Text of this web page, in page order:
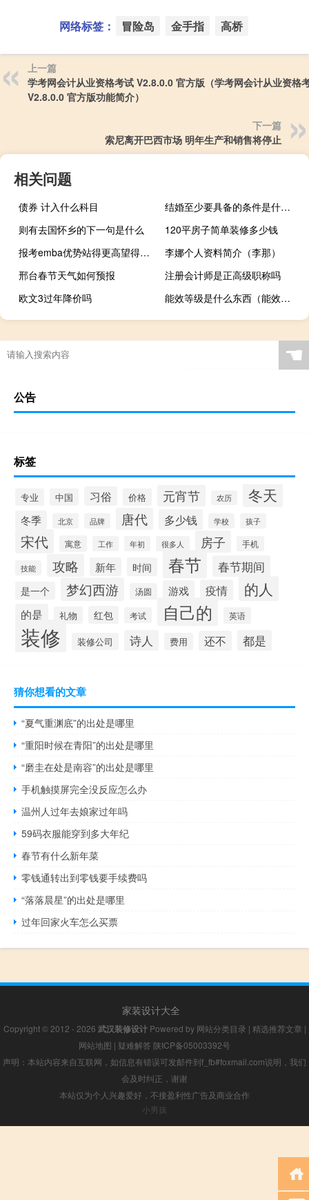
网络标签： 冒险岛 金手指 高桥
上一篇
学考网会计从业资格考试 V2.8.0.0 官方版（学考网会计从业资格
V2.8.0.0 官方版功能简介）
下一篇
索尼离开巴西市场 明年生产和销售将停止
相关问题
债券 计入什么科目
结婚至少要具备的条件是什么呢
则有去国怀乡的下一句是什么
120平房子简单装修多少钱
报考emba优势站得更高望得更远
李娜个人资料简介（李那）
邢台春节天气如何预报
注册会计师是正高级职称吗
欧文3过年降价吗
能效等级是什么东西（能效等级是什么意思）
☚
公告
标签
专业 中国 习俗 价格 元宵节 农历 冬天
冬季 北京 品牌 唐代 多少钱 学校 孩子
宋代 寓意 工作 年初 很多人 房子 手机
技能 攻略 新年 时间 春节 春节期间
是一个 梦幻西游 汤圆 游戏 疫情 的人
的是 礼物 红包 考试 自己的 英语
装修 装修公司 诗人 费用 还不 都是
猜你想看的文章
“夏气重渊底”的出处是哪里
“重阳时候在青阳”的出处是哪里
“磨圭在处是南容”的出处是哪里
手机触摸屏完全没反应怎么办
温州人过年去娘家过年吗
59码衣服能穿到多大年纪
春节有什么新年菜
零钱通转出到零钱要手续费吗
“落落晨星”的出处是哪里
过年回家火车怎么买票
家装设计大全
Copyright © 2012 - 2026 武汉装修设计Powered by 网站分类目录 | 精选推荐文章 |
网站地图 | 疑难解答 陕ICP备05003392号
声明：本站内容来自互联网，如信息有错误可发邮件到f_fb#foxmail.com说明，我们
会及时纠正，谢谢
本站仅为个人兴趣爱好，不接盈利性广告及商业合作
小男孩